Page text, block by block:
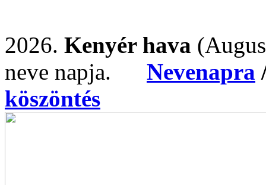
2026. Kenyér hava
neve napja. Nevenapra
köszöntés